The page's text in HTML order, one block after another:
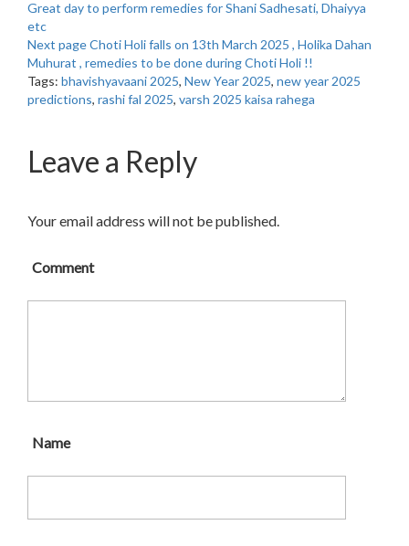
Great day to perform remedies for Shani Sadhesati, Dhaiyya
etc
Next pageChoti Holi falls on 13th March 2025 , Holika Dahan
Muhurat , remedies to be done during Choti Holi !!
Tags: bhavishyavaani 2025, New Year 2025, new year 2025
predictions, rashi fal 2025, varsh 2025 kaisa rahega
Leave a Reply
Your email address will not be published.
Comment
Name